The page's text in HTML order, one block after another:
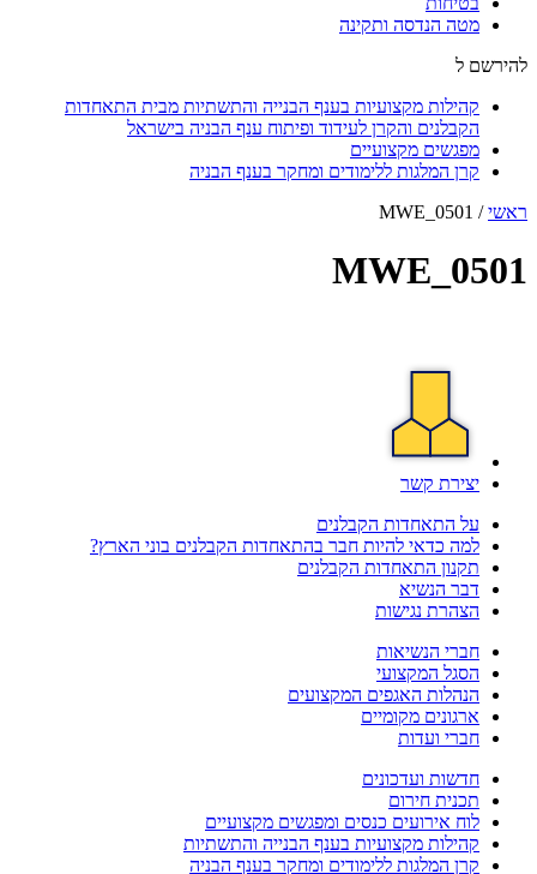
מטה הנדסה ותקינה
להירשם ל
קהילות מקצועיות בענף הבנייה והתשתיות מבית התאחדות
הקבלנים והקרן לעידוד ופיתוח ענף הבניה בישראל
מפגשים מקצועיים
קרן המלגות ללימודים ומחקר בענף הבניה
ראשי/
MWE_0501
MWE_0501
יצירת קשר
על התאחדות הקבלנים
למה כדאי להיות חבר בהתאחדות הקבלנים בוני הארץ?
תקנון התאחדות הקבלנים
דבר הנשיא
הצהרת נגישות
חברי הנשיאות
הסגל המקצועי
הנהלות האגפים המקצועים
ארגונים מקומיים
חברי ועדות
חדשות ועדכונים
תכנית חירום
לוח אירועים כנסים ומפגשים מקצועיים
קהילות מקצועיות בענף הבנייה והתשתיות
קרן המלגות ללימודים ומחקר בענף הבניה